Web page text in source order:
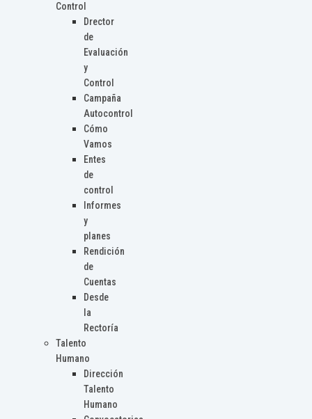
Control
Drector
de
Evaluación
y
Control
Campaña
Autocontrol
Cómo
Vamos
Entes
de
control
Informes
y
planes
Rendición
de
Cuentas
Desde
la
Rectoría
Talento
Humano
Dirección
Talento
Humano